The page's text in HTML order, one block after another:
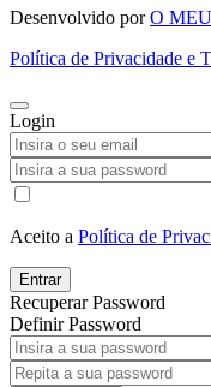
Desenvolvido porO
Política de Privacidade e
Login
Aceito a Política de
Entrar
Recuperar Password
Definir Password